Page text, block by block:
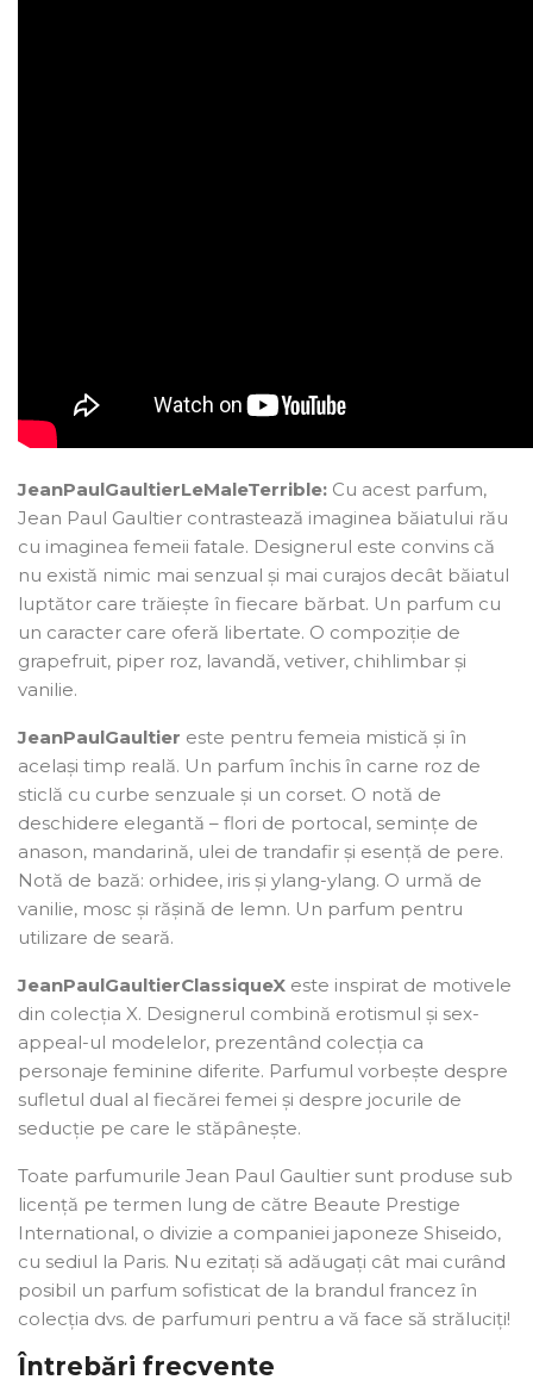
JeanPaulGaultierLeMaleTerrible: Cu acest parfum,
Jean Paul Gaultier contrastează imaginea băiatului rău
cu imaginea femeii fatale. Designerul este convins că
nu există nimic mai senzual și mai curajos decât băiatul
luptător care trăiește în fiecare bărbat. Un parfum cu
un caracter care oferă libertate. O compoziție de
grapefruit, piper roz, lavandă, vetiver, chihlimbar și
vanilie.
JeanPaulGaultier este pentru femeia mistică și în
același timp reală. Un parfum închis în carne roz de
sticlă cu curbe senzuale și un corset. O notă de
deschidere elegantă – flori de portocal, semințe de
anason, mandarină, ulei de trandafir și esență de pere.
Notă de bază: orhidee, iris și ylang-ylang. O urmă de
vanilie, mosc și rășină de lemn. Un parfum pentru
utilizare de seară.
JeanPaulGaultierClassiqueX este inspirat de motivele
din colecția X. Designerul combină erotismul și sex-
appeal-ul modelelor, prezentând colecția ca
personaje feminine diferite. Parfumul vorbește despre
sufletul dual al fiecărei femei și despre jocurile de
seducție pe care le stăpânește.
Toate parfumurile Jean Paul Gaultier sunt produse sub
licență pe termen lung de către Beaute Prestige
International, o divizie a companiei japoneze Shiseido,
cu sediul la Paris. Nu ezitați să adăugați cât mai curând
posibil un parfum sofisticat de la brandul francez în
colecția dvs. de parfumuri pentru a vă face să străluciți!
Întrebări frecvente